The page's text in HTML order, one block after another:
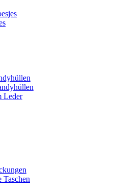
Leder
Taschen